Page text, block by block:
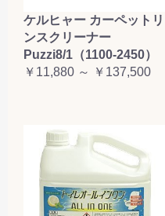
ケルヒャー カーペットリ
ンスクリーナー
Puzzi8/1（1100-2450）
￥11,880 ～ ￥137,500